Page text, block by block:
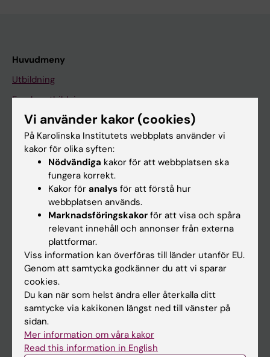
Huvudmeny
Utbildning
Forskarutbildning
Forskning
Om KI
Kalender
Student
Ladok
Canvas
Schema
Studentmejlen
Kurs- och programwebbar
Vi använder kakor (cookies)
På Karolinska Institutets webbplats använder vi
kakor för olika syften:
Nödvändiga kakor för att webbplatsen ska
fungera korrekt.
Kakor för analys för att förstå hur
webbplatsen används.
Marknadsföringskakor för att visa och spåra
relevant innehåll och annonser från externa
plattformar.
Viss information kan överföras till länder utanför EU.
Genom att samtycka godkänner du att vi sparar
cookies.
Du kan när som helst ändra eller återkalla ditt
samtycke via kakikonen längst ned till vänster på
sidan.
Mer information om våra kakor
Read this information in English